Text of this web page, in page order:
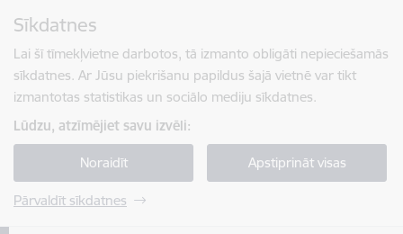
Sīkdatnes
Lai šī tīmekļvietne darbotos, tā izmanto obligāti nepieciešamās
sīkdatnes. Ar Jūsu piekrišanu papildus šajā vietnē var tikt
izmantotas statistikas un sociālo mediju sīkdatnes.
Lūdzu, atzīmējiet savu izvēli:
Noraidīt Apstiprināt visas
Pārvaldīt sīkdatnes